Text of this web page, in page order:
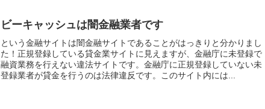
ビーキャッシュは闇金融業者です
という金融サイトは闇金融サイトであることがはっきりと分かりまし
た！正規登録している貸金業サイトに見えますが、金融庁に未登録で
融資業務を行えない違法サイトです。金融庁に正規登録していない未
登録業者が貸金を行うのは法律違反です。このサイト内には...